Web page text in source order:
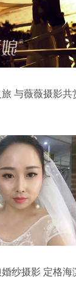
与薇薇摄影共
纱摄影 定格海